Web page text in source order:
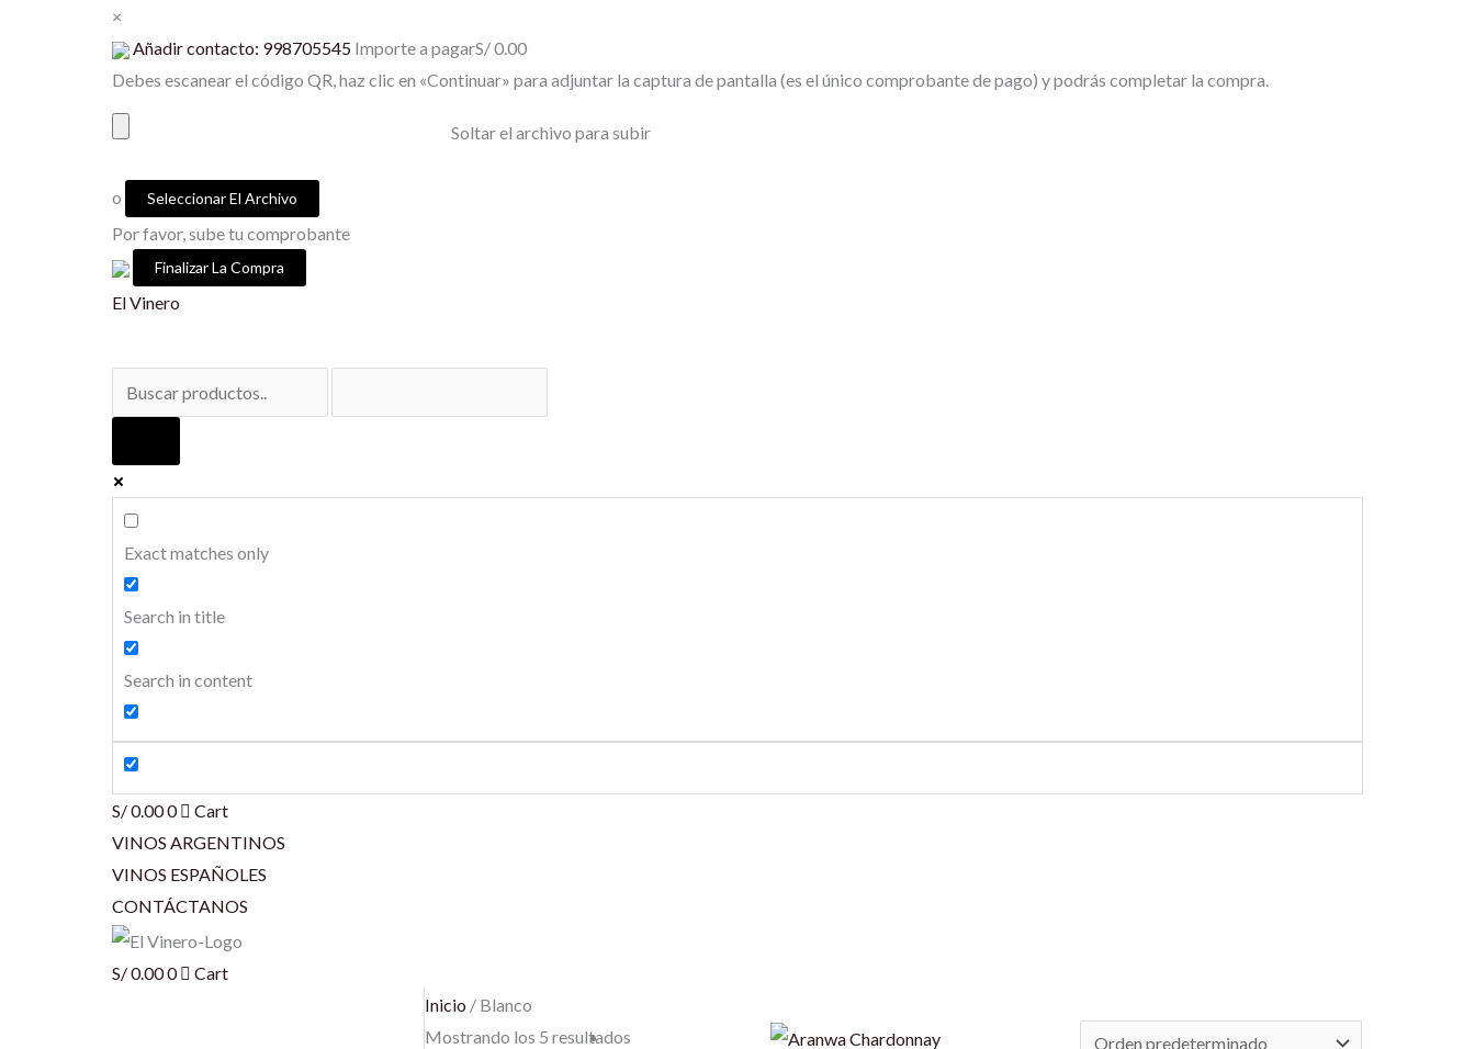
×
Añadir contacto: 998705545 Importe a pagarS/0.00
Debes escanear el código QR, haz clic en «Continuar» para adjuntar la captura de pantalla (es el único comprobante de pago) y podrás completar la compra.
Soltar el archivo para subir
o Seleccionar El Archivo
Por favor, sube tu comprobante
Ir
al
contenido
El Vinero
Exact matches only
Search in title
Search in content
S/0.000
Cart
VINOS ARGENTINOS
VINOS ESPAÑOLES
CONTÁCTANOS
S/0.000
Cart
Inicio / Blanco
Mostrando los 5 resultados